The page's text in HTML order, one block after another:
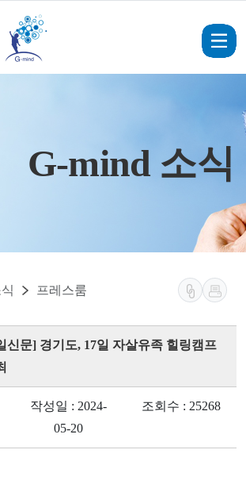
G-mind 소식
프레스룸
신문] 경기도, 17일 자살유족 힐링캠프
작성일 : 2024-
05-20
조회수 : 25268